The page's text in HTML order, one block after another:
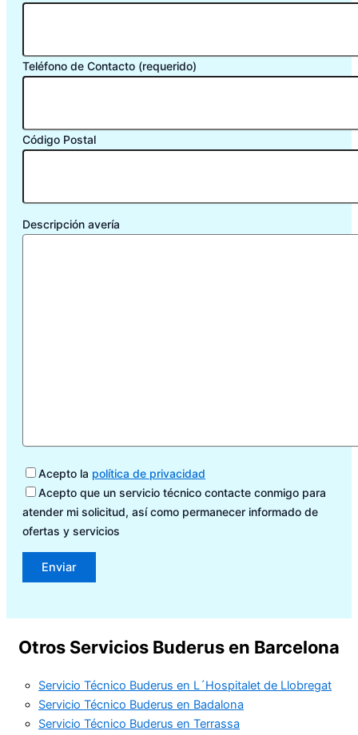
Teléfono de Contacto (requerido)
Código Postal
Descripción avería
Acepto la política de privacidad
Acepto que un servicio técnico contacte conmigo para
atender mi solicitud, así como permanecer informado de
ofertas y servicios
Otros Servicios Buderus en Barcelona
Servicio Técnico Buderus en L´Hospitalet de Llobregat
Servicio Técnico Buderus en Badalona
Servicio Técnico Buderus en Terrassa